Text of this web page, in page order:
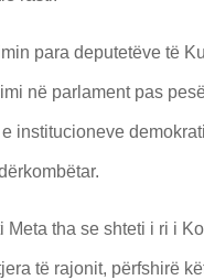
para deputetëve të
në parlament pas
institucioneve
Meta tha se shteti i ri i
të rajonit, përfshirë